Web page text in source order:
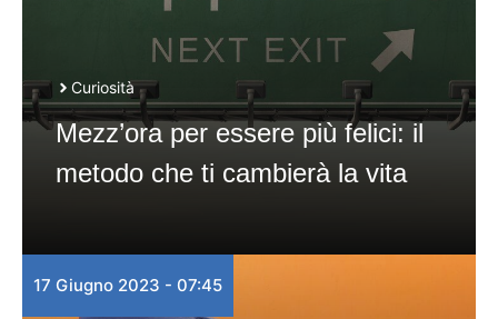
Curiosità
Mezz’ora per essere più felici: il
metodo che ti cambierà la vita
17 Giugno 2023 - 07:45